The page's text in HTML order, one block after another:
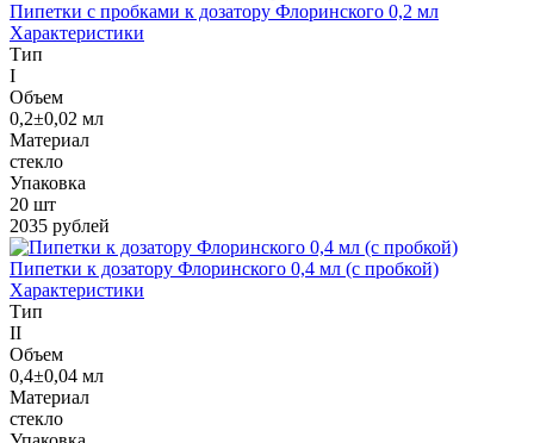
Пипетки с пробками к дозатору Флоринского 0,2 мл
Характеристики
Тип
I
Объем
0,2±0,02 мл
Материал
стекло
Упаковка
20 шт
2035 рублей
Пипетки к дозатору Флоринского 0,4 мл (с пробкой)
Характеристики
Тип
II
Объем
0,4±0,04 мл
Материал
стекло